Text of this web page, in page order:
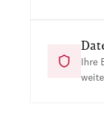
Ihre